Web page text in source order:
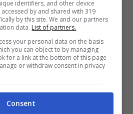
Giovanni
Attack: ecco come
vivere oggi
Novembre 14, 2023
identifiers, and other device
by and shared with 319
by this site. We and our partners
data. List of partners.
your personal data on the basis
you can object to by managing
for a link at the bottom of this page
or withdraw consent in privacy
Consent